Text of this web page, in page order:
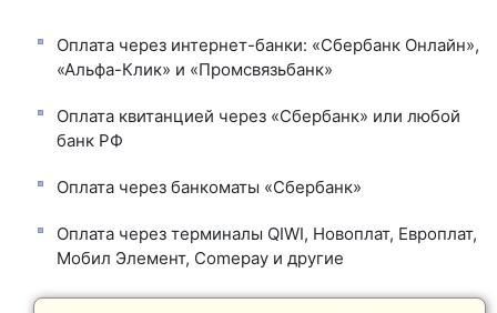
Оплата через интернет-банки: «Сбербанк Онлайн»,
«Альфа-Клик» и «Промсвязьбанк»
Оплата квитанцией через «Сбербанк» или любой
банк РФ
Оплата через банкоматы «Сбербанк»
Оплата через терминалы QIWI, Новоплат, Европлат,
Мобил Элемент, Comepay и другие